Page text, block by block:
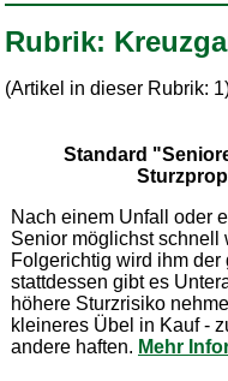
Rubrik:
(Artikel in dieser Rubrik:
Standard
Nach einem Unfall oder
Senior möglichst schnell
Folgerichtig wird ihm
stattdessen gibt es
höhere Sturzrisiko
kleineres Übel in Kauf -
andere haften. Mehr